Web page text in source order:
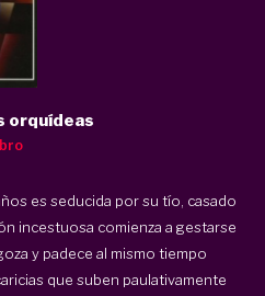
orquídeas
es seducida por su tío, casado
incestuosa comienza a gestarse
y padece al mismo tiempo
que suben paulativamente